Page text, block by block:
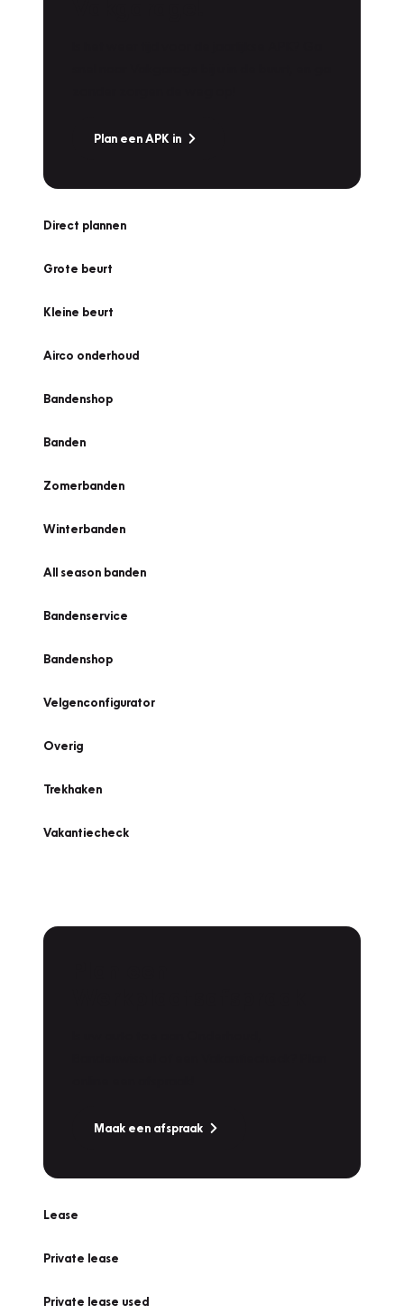
Plan een APK in
Direct plannen
Grote beurt
Kleine beurt
Airco onderhoud
Bandenshop
Banden
Zomerbanden
Winterbanden
All season banden
Bandenservice
Bandenshop
Velgenconfigurator
Overig
Trekhaken
Vakantiecheck
Maak een afspraak
Lease
Private lease
Private lease used